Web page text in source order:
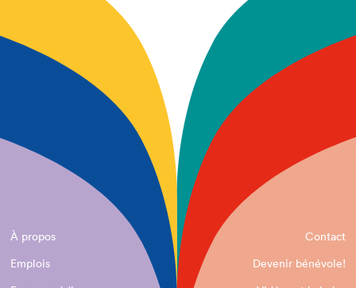
À propos
Contact
Emplois
Devenir bénévole!